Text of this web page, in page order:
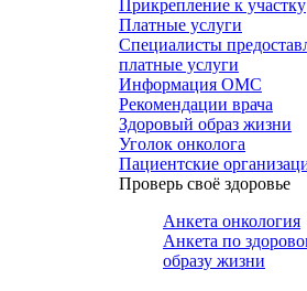
Прикрепление к участку
Платные услуги
Специалисты
платные услуги
Информация ОМС
Рекомендации врача
Здоровый образ жизни
Уголок онколога
Пациентские
Проверь своё здоровье
Анкета онкология
Анкета по
образу жизни